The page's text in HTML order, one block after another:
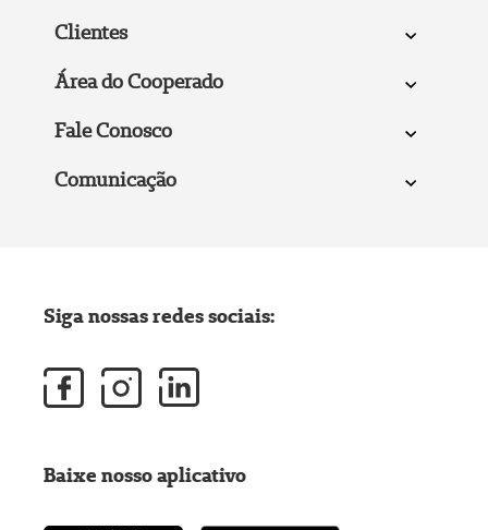
Clientes
Área do Cooperado
Fale Conosco
Comunicação
Siga nossas redes sociais:
Baixe nosso aplicativo